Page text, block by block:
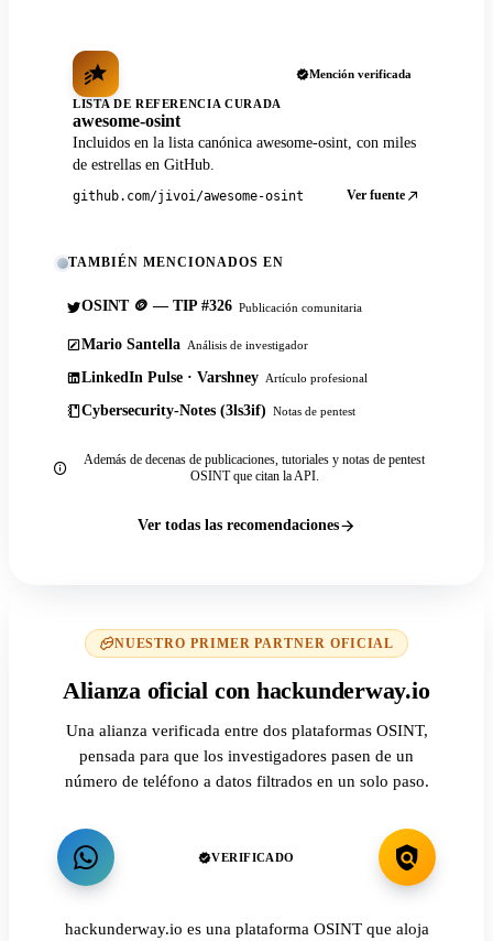
Mención verificada
LISTA DE REFERENCIA CURADA
awesome-osint
Incluidos en la lista canónica awesome-osint, con miles
de estrellas en GitHub.
github.com/jivoi/awesome-osint Ver fuente
TAMBIÉN MENCIONADOS EN
OSINT 🪙 — TIP #326 Publicación comunitaria
Mario Santella Análisis de investigador
LinkedIn Pulse · Varshney Artículo profesional
Cybersecurity-Notes (3ls3if) Notas de pentest
Además de decenas de publicaciones, tutoriales y notas de pentest
OSINT que citan la API.
Ver todas las recomendaciones
NUESTRO PRIMER PARTNER OFICIAL
Alianza oficial con hackunderway.io
Una alianza verificada entre dos plataformas OSINT,
pensada para que los investigadores pasen de un
número de teléfono a datos filtrados en un solo paso.
VERIFICADO
hackunderway.io es una plataforma OSINT que aloja